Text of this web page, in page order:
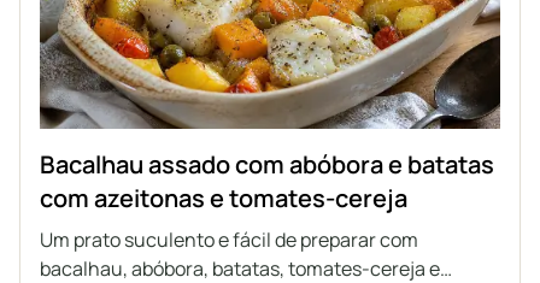
Bacalhau assado com abóbora e batatas
com azeitonas e tomates-cereja
Um prato suculento e fácil de preparar com
bacalhau, abóbora, batatas, tomates-cereja e